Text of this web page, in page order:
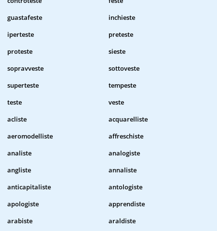
guastafeste
inchieste
iperteste
preteste
proteste
sieste
sopravveste
sottoveste
superteste
tempeste
teste
veste
acliste
acquarelliste
aeromodelliste
affreschiste
analiste
analogiste
angliste
annaliste
anticapitaliste
antologiste
apologiste
apprendiste
arabiste
araldiste